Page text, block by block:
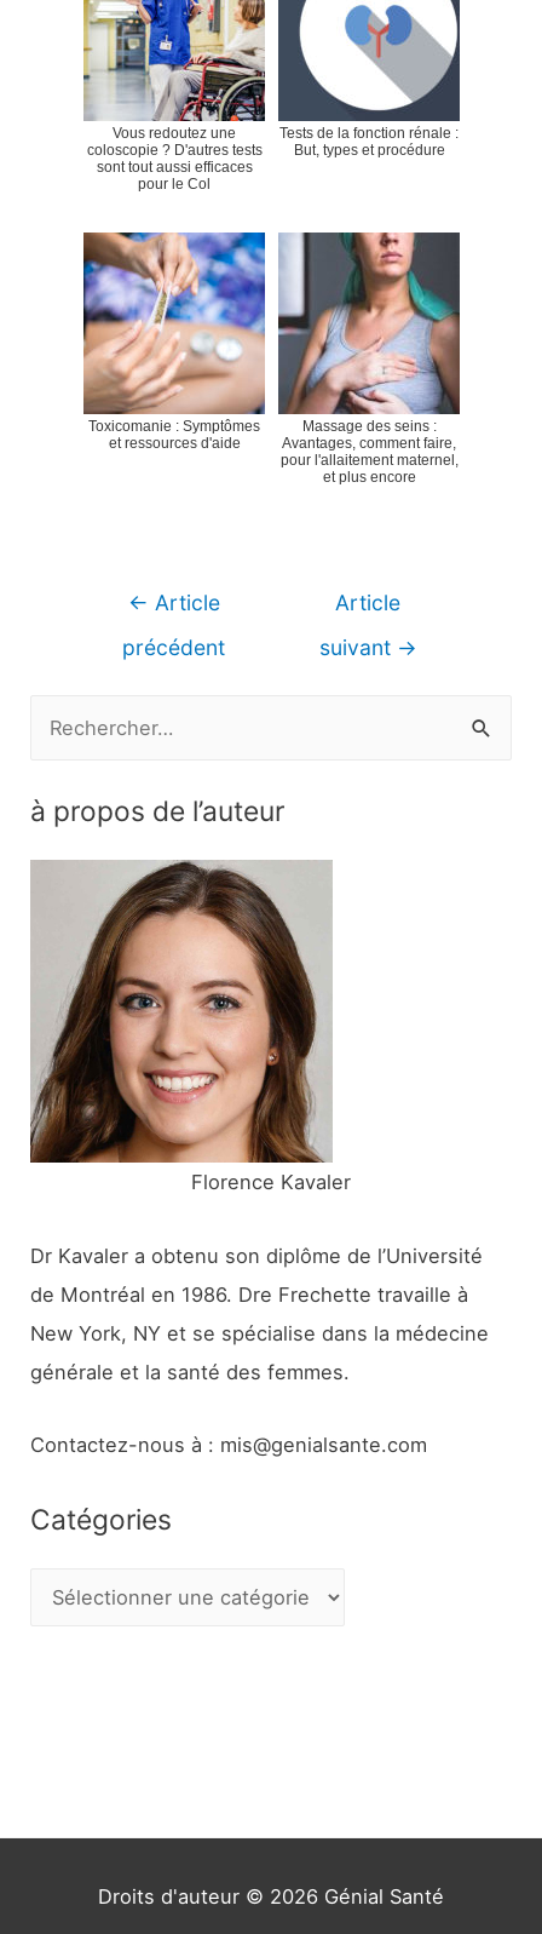
Vous redoutez une
coloscopie ? D'autres tests
sont tout aussi efficaces
pour le Col
Tests de la fonction rénale :
But, types et procédure
Toxicomanie : Symptômes
et ressources d'aide
Massage des seins :
Avantages, comment faire,
pour l'allaitement maternel,
et plus encore
Navigation
← Article
précédent
Article
suivant →
h
:
à propos de l’auteur
Florence Kavaler
Dr Kavaler a obtenu son diplôme de l’Université
de Montréal en 1986. Dre Frechette travaille à
New York, NY et se spécialise dans la médecine
générale et la santé des femmes.
Contactez-nous à : mis@genialsante.com
Catégories
Droits d'auteur © 2026 Génial Santé